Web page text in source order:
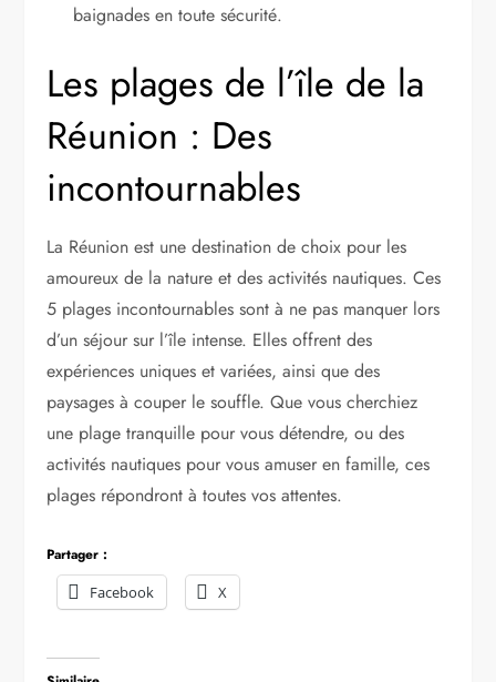
baignades en toute sécurité.
Les plages de l’île de la
Réunion : Des
incontournables
La Réunion est une destination de choix pour les
amoureux de la nature et des activités nautiques. Ces
5 plages incontournables sont à ne pas manquer lors
d’un séjour sur l’île intense. Elles offrent des
expériences uniques et variées, ainsi que des
paysages à couper le souffle. Que vous cherchiez
une plage tranquille pour vous détendre, ou des
activités nautiques pour vous amuser en famille, ces
plages répondront à toutes vos attentes.
Partager :
Facebook
X